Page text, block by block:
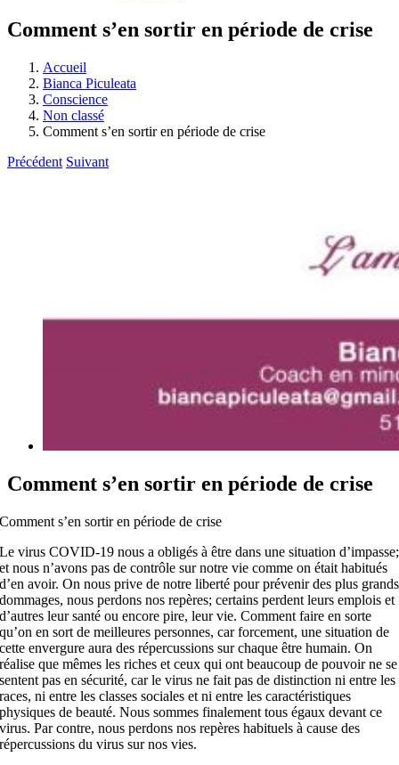
Comment s’en sortir en période de crise
Accueil
Bianca Piculeata
Conscience
Non classé
Comment s’en sortir en période de crise
Précédent Suivant
Comment s’en sortir en période de crise
Comment s’en sortir en période de crise
Le virus COVID-19 nous a obligés à être dans une situation d’impasse;
et nous n’avons pas de contrôle sur notre vie comme on était habitués
d’en avoir. On nous prive de notre liberté pour prévenir des plus grands
dommages, nous perdons nos repères; certains perdent leurs emplois et
d’autres leur santé ou encore pire, leur vie. Comment faire en sorte
qu’on en sort de meilleures personnes, car forcement, une situation de
cette envergure aura des répercussions sur chaque être humain. On
réalise que mêmes les riches et ceux qui ont beaucoup de pouvoir ne se
sentent pas en sécurité, car le virus ne fait pas de distinction ni entre les
races, ni entre les classes sociales et ni entre les caractéristiques
physiques de beauté. Nous sommes finalement tous égaux devant ce
virus. Par contre, nous perdons nos repères habituels à cause des
répercussions du virus sur nos vies.